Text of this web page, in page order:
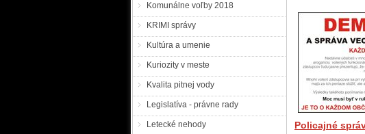
Komunálne voľby 2018
KRIMI správy
Kultúra a umenie
Kuriozity v meste
Kvalita pitnej vody
Legislatíva - právne rady
Letecké nehody
Prezídium PZ
všeobecnú
vozidlá na
medzinárodnú
štátov, ktorých
Policajné